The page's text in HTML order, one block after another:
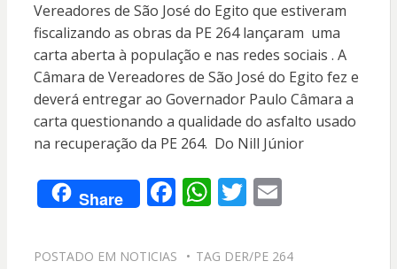
Vereadores de São José do Egito que estiveram
fiscalizando as obras da PE 264 lançaram uma
carta aberta à população e nas redes sociais . A
Câmara de Vereadores de São José do Egito fez e
deverá entregar ao Governador Paulo Câmara a
carta questionando a qualidade do asfalto usado
na recuperação da PE 264. Do Nill Júnior
Share F
e
W
at
T
itt
E
ai
POSTADO EM NOTICIAS TAG DER/PE 264